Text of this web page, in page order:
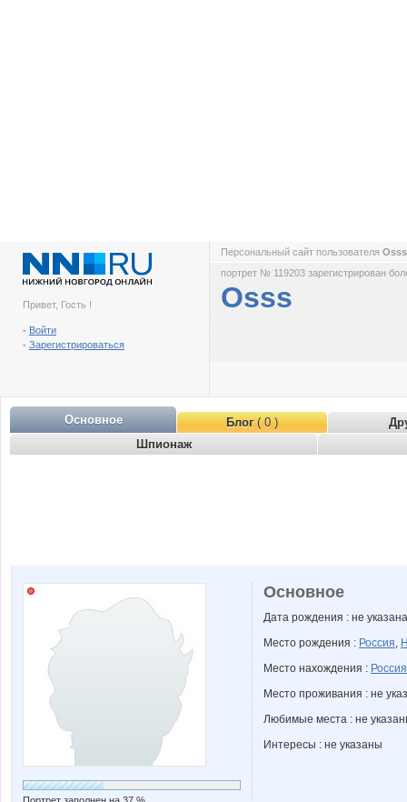
Привет, Гость !
- Войти
- Зарегистрироваться
Персональный сайт пользователя
портрет № 119203 зарегистрирован
Osss
Основное Блог( 0 )
Шпионаж
Основное
Дата рождения : не указана
Место рождения : Россия,
Место нахождения : Россия
Место проживания : не
Любимые места : не
Интересы : не указаны